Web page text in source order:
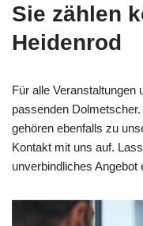
Sie zählen
Heidenrod
Für alle Veranstaltungen
passenden
gehören ebenfalls zu
Kontakt mit uns auf.
unverbindliches Angebot